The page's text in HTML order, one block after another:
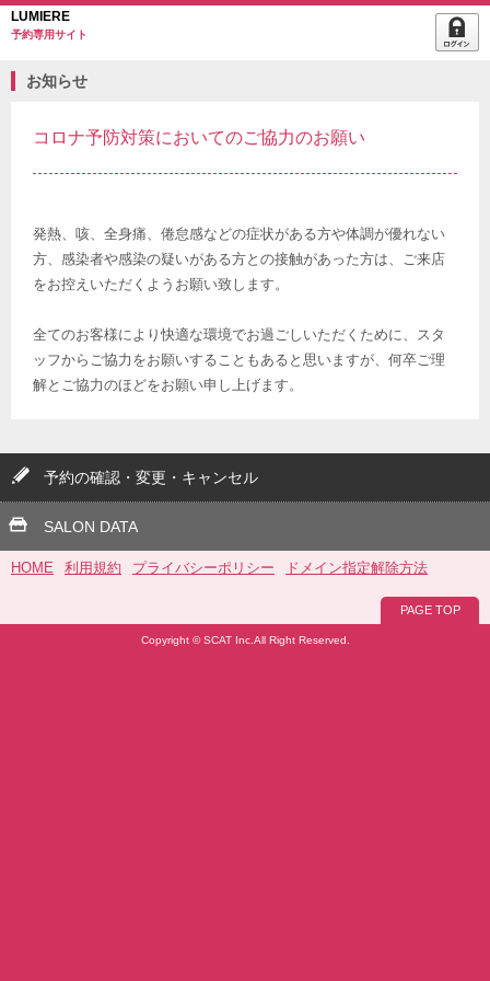
LUMIERE
予約専用サイト
お知らせ
コロナ予防対策においてのご協力のお願い
発熱、咳、全身痛、倦怠感などの症状がある方や体調が優れない
方、感染者や感染の疑いがある方との接触があった方は、ご来店
をお控えいただくようお願い致します。
全てのお客様により快適な環境でお過ごしいただくために、スタ
ッフからご協力をお願いすることもあると思いますが、何卒ご理
解とご協力のほどをお願い申し上げます。
予約の確認・変更・キャンセル
SALON DATA
HOME 利用規約 プライバシーポリシー ドメイン指定解除方法
PAGE TOP
Copyright © SCAT Inc.All Right Reserved.